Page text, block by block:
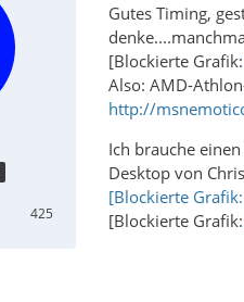
425
Gutes Timing,
[Blockierte Grafik:
Also: AMD-
http://
Ich brauche
Desktop von
[Blockierte
[Blockierte Grafik: